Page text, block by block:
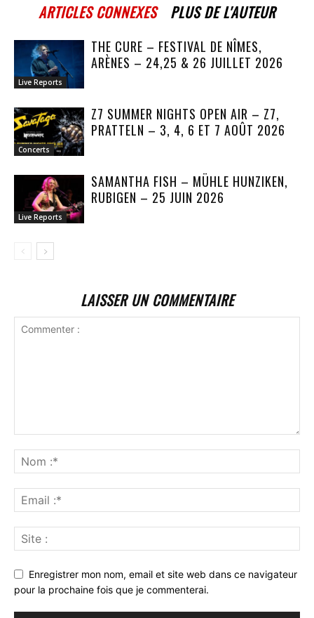
ARTICLES CONNEXES PLUS DE L'AUTEUR
Live Reports
THE CURE – FESTIVAL DE NÎMES,
ARÈNES – 24,25 & 26 JUILLET 2026
Concerts
Z7 SUMMER NIGHTS OPEN AIR – Z7,
PRATTELN – 3, 4, 6 ET 7 AOÛT 2026
Live Reports
SAMANTHA FISH – MÜHLE HUNZIKEN,
RUBIGEN – 25 JUIN 2026
LAISSER UN COMMENTAIRE
Enregistrer mon nom, email et site web dans ce navigateur
pour la prochaine fois que je commenterai.